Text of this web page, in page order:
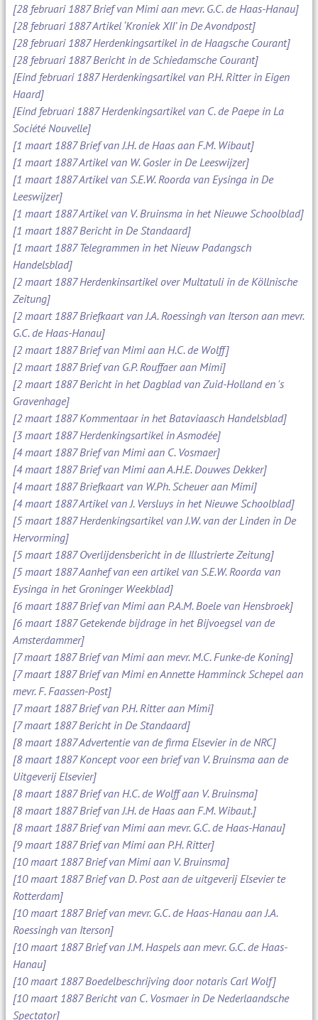
[28 februari 1887 Brief van Mimi aan mevr. G.C. de Haas-Hanau]
[28 februari 1887 Artikel ‘Kroniek XII’ in De Avondpost]
[28 februari 1887 Herdenkingsartikel in de Haagsche Courant]
[28 februari 1887 Bericht in de Schiedamsche Courant]
[Eind februari 1887 Herdenkingsartikel van P.H. Ritter in Eigen
Haard]
[Eind februari 1887 Herdenkingsartikel van C. de Paepe in La
Société Nouvelle]
[1 maart 1887 Brief van J.H. de Haas aan F.M. Wibaut]
[1 maart 1887 Artikel van W. Gosler in De Leeswijzer]
[1 maart 1887 Artikel van S.E.W. Roorda van Eysinga in De
Leeswijzer]
[1 maart 1887 Artikel van V. Bruinsma in het Nieuwe Schoolblad]
[1 maart 1887 Bericht in De Standaard]
[1 maart 1887 Telegrammen in het Nieuw Padangsch
Handelsblad]
[2 maart 1887 Herdenkinsartikel over Multatuli in de Köllnische
Zeitung]
[2 maart 1887 Briefkaart van J.A. Roessingh van Iterson aan mevr.
G.C. de Haas-Hanau]
[2 maart 1887 Brief van Mimi aan H.C. de Wolff]
[2 maart 1887 Brief van G.P. Rouffaer aan Mimi]
[2 maart 1887 Bericht in het Dagblad van Zuid-Holland en 's
Gravenhage]
[2 maart 1887 Kommentaar in het Bataviaasch Handelsblad]
[3 maart 1887 Herdenkingsartikel in Asmodée]
[4 maart 1887 Brief van Mimi aan C. Vosmaer]
[4 maart 1887 Brief van Mimi aan A.H.E. Douwes Dekker]
[4 maart 1887 Briefkaart van W.Ph. Scheuer aan Mimi]
[4 maart 1887 Artikel van J. Versluys in het Nieuwe Schoolblad]
[5 maart 1887 Herdenkingsartikel van J.W. van der Linden in De
Hervorming]
[5 maart 1887 Overlijdensbericht in de Illustrierte Zeitung]
[5 maart 1887 Aanhef van een artikel van S.E.W. Roorda van
Eysinga in het Groninger Weekblad]
[6 maart 1887 Brief van Mimi aan P.A.M. Boele van Hensbroek]
[6 maart 1887 Getekende bijdrage in het Bijvoegsel van de
Amsterdammer]
[7 maart 1887 Brief van Mimi aan mevr. M.C. Funke-de Koning]
[7 maart 1887 Brief van Mimi en Annette Hamminck Schepel aan
mevr. F. Faassen-Post]
[7 maart 1887 Brief van P.H. Ritter aan Mimi]
[7 maart 1887 Bericht in De Standaard]
[8 maart 1887 Advertentie van de firma Elsevier in de NRC]
[8 maart 1887 Koncept voor een brief van V. Bruinsma aan de
Uitgeverij Elsevier]
[8 maart 1887 Brief van H.C. de Wolff aan V. Bruinsma]
[8 maart 1887 Brief van J.H. de Haas aan F.M. Wibaut.]
[8 maart 1887 Brief van Mimi aan mevr. G.C. de Haas-Hanau]
[9 maart 1887 Brief van Mimi aan P.H. Ritter]
[10 maart 1887 Brief van Mimi aan V. Bruinsma]
[10 maart 1887 Brief van D. Post aan de uitgeverij Elsevier te
Rotterdam]
[10 maart 1887 Brief van mevr. G.C. de Haas-Hanau aan J.A.
Roessingh van Iterson]
[10 maart 1887 Brief van J.M. Haspels aan mevr. G.C. de Haas-
Hanau]
[10 maart 1887 Boedelbeschrijving door notaris Carl Wolf]
[10 maart 1887 Bericht van C. Vosmaer in De Nederlaandsche
Spectator]